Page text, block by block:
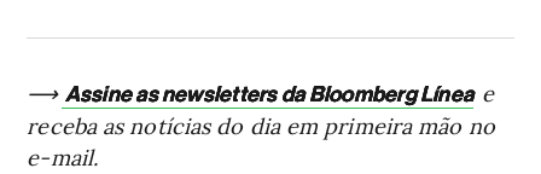
⟶ Assine as newsletters da Bloomberg Línea e
receba as notícias do dia em primeira mão no
e-mail.